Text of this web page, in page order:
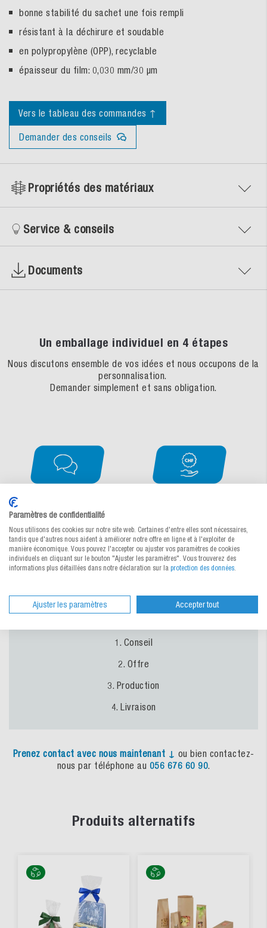
bonne stabilité du sachet une fois rempli
résistant à la déchirure et soudable
en polypropylène (OPP), recyclable
épaisseur du film: 0,030 mm/30 µm
Vers le tableau des commandes ↑
Demander des conseils
Propriétés des matériaux
Service & conseils
Documents
Un emballage individuel en 4 étapes
Nous discutons ensemble de vos idées et nous occupons de la
personnalisation.
Demander simplement et sans obligation.
1. Conseil
2. Offre
3. Production
4. Livraison
Prenez contact avec nous maintenant ↓ ou bien contactez-
nous par téléphone au 056 676 60 90.
Produits alternatifs
Paramètres de confidentialité
Nous utilisons des cookies sur notre site web. Certaines d'entre elles sont nécessaires,
tandis que d'autres nous aident à améliorer notre offre en ligne et à l'exploiter de
manière économique. Vous pouvez l'accepter ou ajuster vos paramètres de cookies
individuels en cliquant sur le bouton "Ajuster les paramètres". Vous trouverez des
informations plus détaillées dans notre déclaration sur la protection des données.
Ajuster les paramètres Accepter tout